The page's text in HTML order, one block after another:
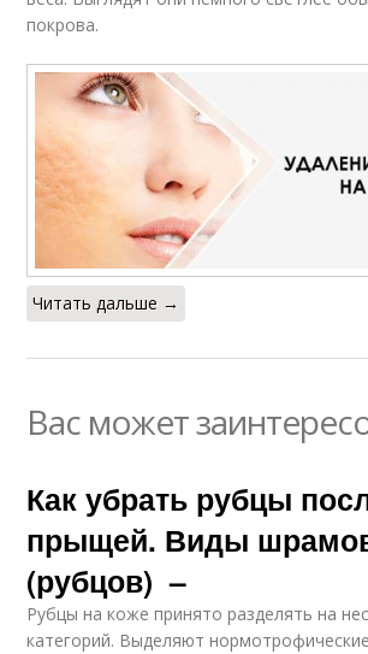
покрова.
Читать дальше →
Вас может
Как убрать рубцы
прыщей. Виды
(рубцов) –
Рубцы на коже принято разделять на
категорий. Выделяют